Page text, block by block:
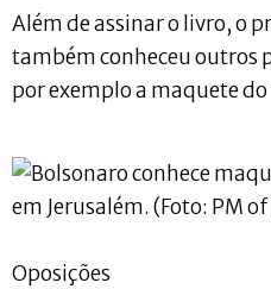
Além de assinar o livro, o
também conheceu outros
por exemplo a maquete
Oposições